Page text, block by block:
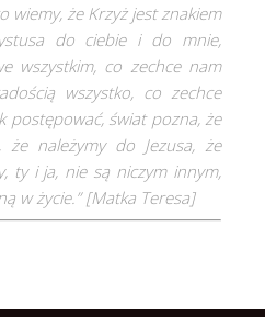
wiemy, że Krzyż jest znakiem
do ciebie i do mnie,
wszystkim, co zechce nam
wszystko, co zechce
postępować, świat pozna, że
że należymy do Jezusa, że
ty i ja, nie są niczym innym,
w życie.” [Matka Teresa]